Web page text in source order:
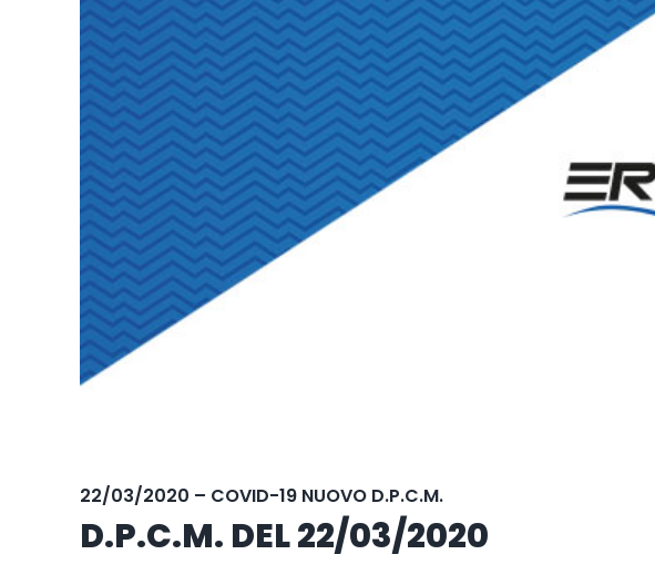
22/03/2020 – COVID-19 NUOVO D.P.C.M.
D.P.C.M. DEL 22/03/2020